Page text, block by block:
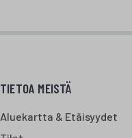
TIETOA MEISTÄ
Aluekartta & Etäisyydet